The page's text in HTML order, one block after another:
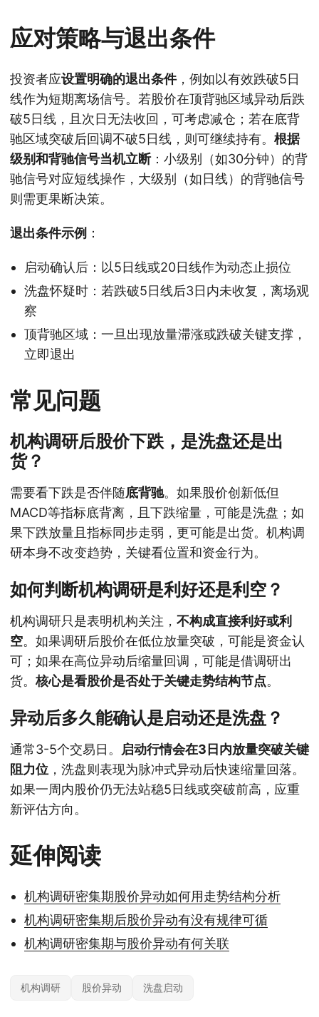
应对策略与退出条件
投资者应设置明确的退出条件，例如以有效跌破5日
线作为短期离场信号。若股价在顶背驰区域异动后跌
破5日线，且次日无法收回，可考虑减仓；若在底背
驰区域突破后回调不破5日线，则可继续持有。 根据
级别和背驰信号当机立断：小级别（如30分钟）的背
驰信号对应短线操作，大级别（如日线）的背驰信号
则需更果断决策。
退出条件示例 ：
启动确认后：以5日线或20日线作为动态止损位
洗盘怀疑时：若跌破5日线后3日内未收复，离场观
察
顶背驰区域：一旦出现放量滞涨或跌破关键支撑，
立即退出
常见问题
机构调研后股价下跌，是洗盘还是出
货？
需要看下跌是否伴随底背驰。如果股价创新低但
MACD等指标底背离，且下跌缩量，可能是洗盘；如
果下跌放量且指标同步走弱，更可能是出货。机构调
研本身不改变趋势，关键看位置和资金行为。
如何判断机构调研是利好还是利空？
机构调研只是表明机构关注， 不构成直接利好或利
空。如果调研后股价在低位放量突破，可能是资金认
可；如果在高位异动后缩量回调，可能是借调研出
货。核心是看股价是否处于关键走势结构节点。
异动后多久能确认是启动还是洗盘？
通常3-5个交易日。
启动行情会在3日内放量突破关键
阻力位 ，洗盘则表现为脉冲式异动后快速缩量回落。
如果一周内股价仍无法站稳5日线或突破前高，应重
新评估方向。
延伸阅读
机构调研密集期股价异动如何用走势结构分析
机构调研密集期后股价异动有没有规律可循
机构调研密集期与股价异动有何关联
机构调研 股价异动 洗盘启动